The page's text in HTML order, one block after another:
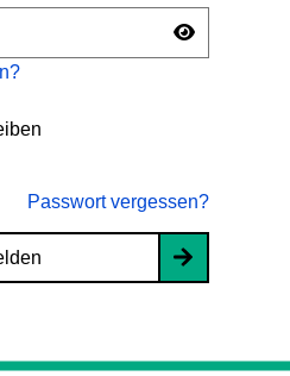
Passwort vergessen?